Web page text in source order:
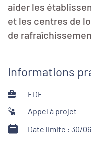
aider les
et les centres de
de
Informations
EDF
Appel à projet
Date limite : 30/